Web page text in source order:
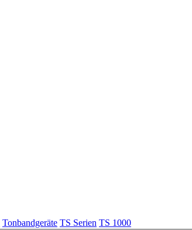
Tonbandgeräte TS Serien TS 1000